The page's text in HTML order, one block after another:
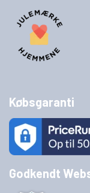
Købsgaranti
Godkendt